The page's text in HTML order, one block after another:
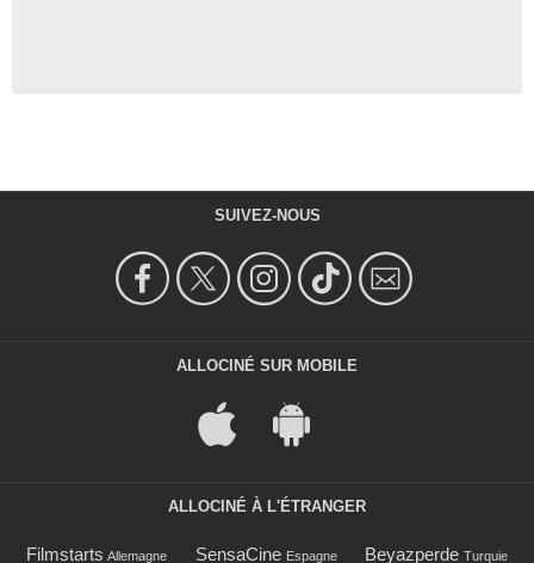
SUIVEZ-NOUS
ALLOCINÉ SUR MOBILE
ALLOCINÉ À L'ÉTRANGER
Filmstarts Allemagne SensaCine Espagne Beyazperde Turquie